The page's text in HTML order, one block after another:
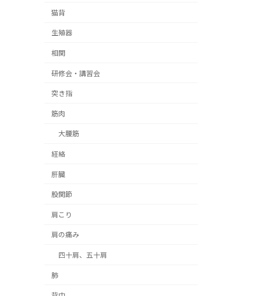
猫背
生殖器
相関
研修会・講習会
突き指
筋肉
大腰筋
経絡
肝臓
股関節
肩こり
肩の痛み
四十肩、五十肩
肺